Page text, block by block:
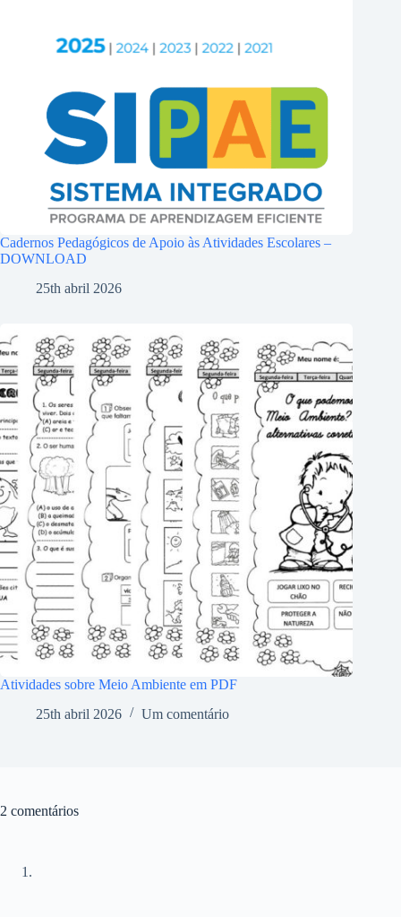
Cadernos Pedagógicos de Apoio às Atividades Escolares –
DOWNLOAD
25th abril 2026
Atividades sobre Meio Ambiente em PDF
25th abril 2026
Um comentário
2 comentários